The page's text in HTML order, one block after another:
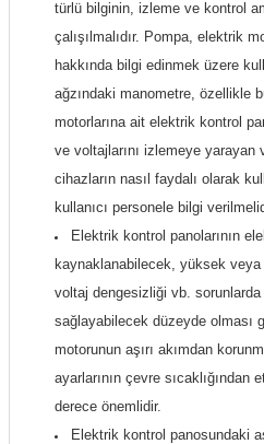
türlü bilginin, izleme ve kontrol
çalışılmalıdır. Pompa, elektrik
hakkında bilgi edinmek üzere
ağzındaki manometre, özellikle
motorlarına ait elektrik kontrol
ve voltajlarını izlemeye
cihazların nasıl faydalı olarak
kullanıcı personele bilgi
Elektrik kontrol panolarının
kaynaklanabilecek, yüksek
voltaj dengesizliği vb. sorunlarda
sağlayabilecek düzeyde olması
motorunun aşırı akımdan
ayarlarının çevre
derece önemlidir.
Elektrik kontrol panosundaki